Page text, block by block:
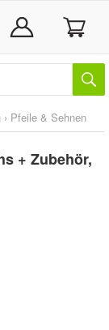
› Pfeile & Sehnen
+ Zubehör,